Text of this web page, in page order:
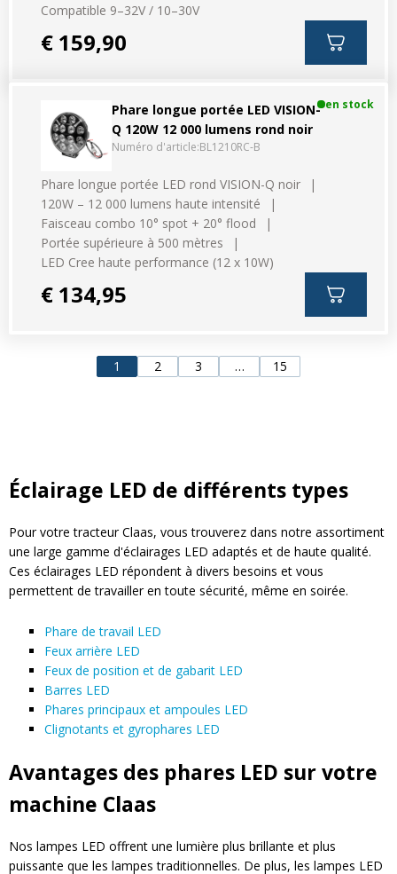
Compatible 9–32V / 10–30V
€ 159,90
Phare longue portée LED VISION-
Q 120W 12 000 lumens rond noir
Numéro d'article:BL1210RC-B
en stock
Phare longue portée LED rond VISION-Q noir
120W – 12 000 lumens haute intensité
Faisceau combo 10° spot + 20° flood
Portée supérieure à 500 mètres
LED Cree haute performance (12 x 10W)
€ 134,95
1 2 3 … 15
Éclairage LED de différents types
Pour votre tracteur Claas, vous trouverez dans notre assortiment
une large gamme d'éclairages LED adaptés et de haute qualité.
Ces éclairages LED répondent à divers besoins et vous
permettent de travailler en toute sécurité, même en soirée.
Phare de travail LED
Feux arrière LED
Feux de position et de gabarit LED
Barres LED
Phares principaux et ampoules LED
Clignotants et gyrophares LED
Avantages des phares LED sur votre
machine Claas
Nos lampes LED offrent une lumière plus brillante et plus
puissante que les lampes traditionnelles. De plus, les lampes LED